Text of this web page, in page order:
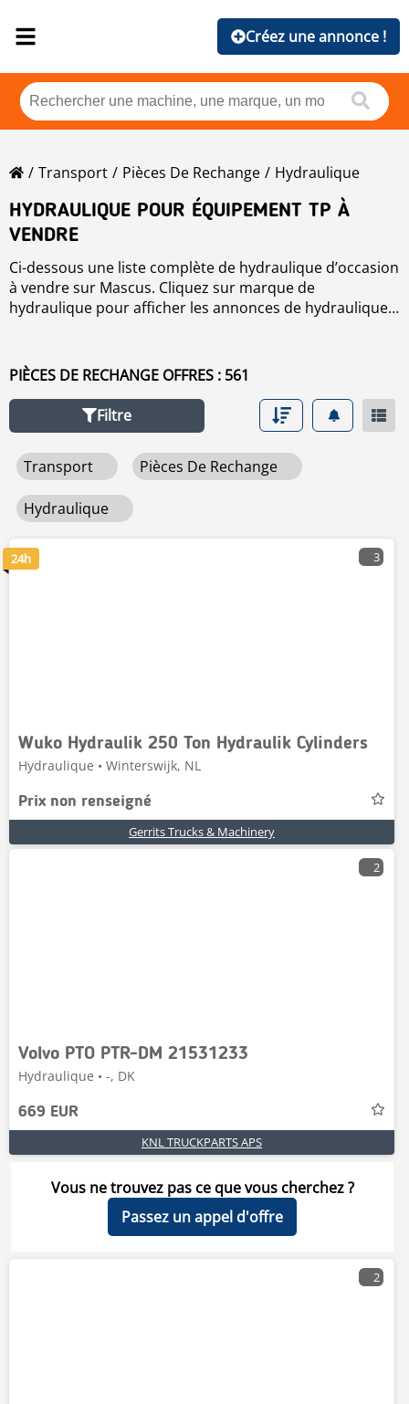
Créez une annonce !
Transport Pièces De Rechange
Hydraulique
HYDRAULIQUE POUR ÉQUIPEMENT TP À
VENDRE
Ci-dessous une liste complète de hydraulique d’occasion
à vendre sur Mascus. Cliquez sur marque de
hydraulique pour afficher les annonces de hydraulique
hydraulique d’occasion par prix, par pays, par année,
PIÈCES DE RECHANGE OFFRES : 561
Filtre
Transport Pièces De Rechange
Hydraulique
3
Wuko Hydraulik 250 Ton Hydraulik Cylinders
Hydraulique • Winterswijk, NL
Prix non renseigné
Gerrits Trucks & Machinery
24h
2
Volvo PTO PTR-DM 21531233
Hydraulique • -, DK
669 EUR
KNL TRUCKPARTS APS
Vous ne trouvez pas ce que vous cherchez ?
Passez un appel d'offre
2